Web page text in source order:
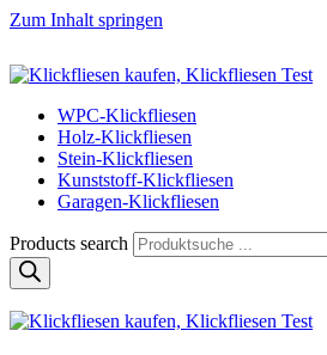
Zum Inhalt springen
Klickfliese | klick-klick-fertig
Klickfliesen online kaufen
WPC-Klickfliesen
Holz-Klickfliesen
Stein-Klickfliesen
Kunststoff-Klickfliesen
Garagen-Klickfliesen
Products search